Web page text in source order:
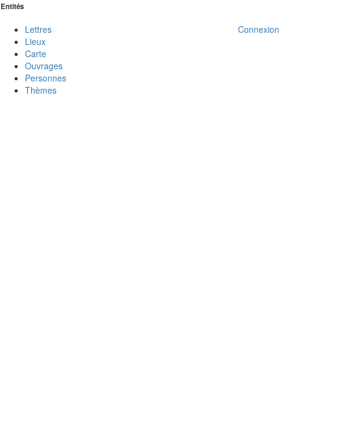
Entités
Lettres
Lieux
Carte
Ouvrages
Personnes
Thèmes
Connexion